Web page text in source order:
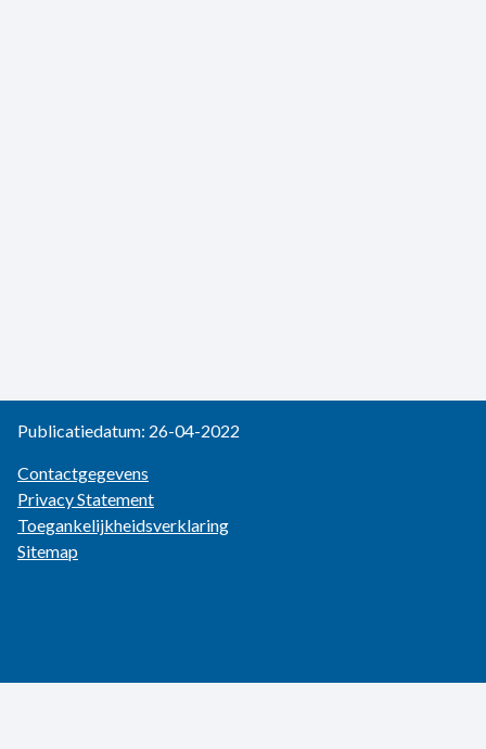
Publicatiedatum: 26-04-2022
Contactgegevens
Privacy Statement
Toegankelijkheidsverklaring
Sitemap